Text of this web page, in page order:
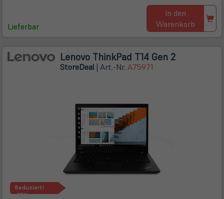
Lieferbar
In den
Warenkorb
Lenovo ThinkPad T14 Gen 2
StoreDeal | Art.-Nr. A75971
Reduziert!
-25%